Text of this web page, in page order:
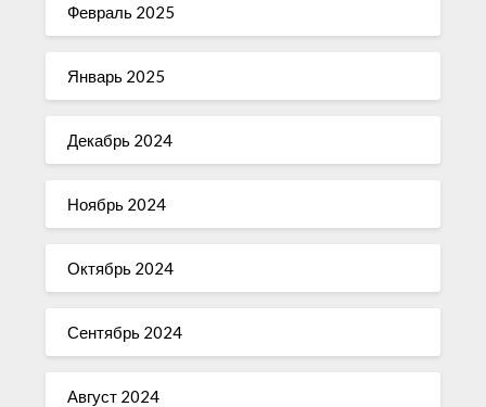
Февраль 2025
Январь 2025
Декабрь 2024
Ноябрь 2024
Октябрь 2024
Сентябрь 2024
Август 2024